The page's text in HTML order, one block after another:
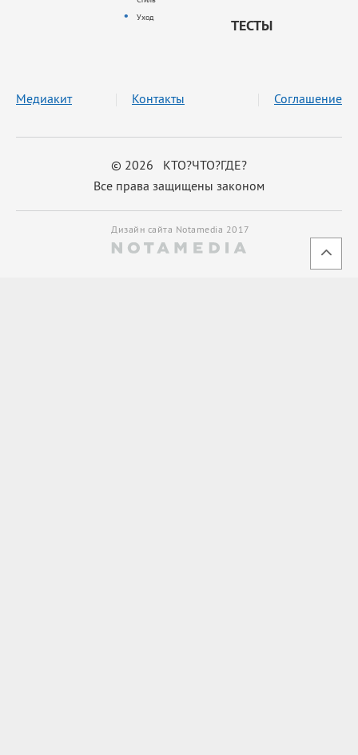
Уход
ТЕСТЫ
© 2026 КТО?ЧТО?ГДЕ?
Все права защищены законом
Медиакит Контакты Соглашение
Дизайн сайта Notamedia 2017